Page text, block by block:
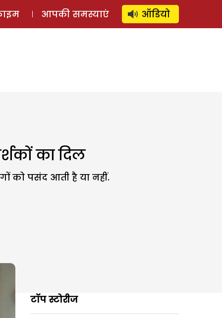
लॉग इन ⚲ SUBSCRIBE
आपकी समस्याएं ऑडियो
का दिल
को पसंद आती है या नहीं.
टॉप स्टोरीज